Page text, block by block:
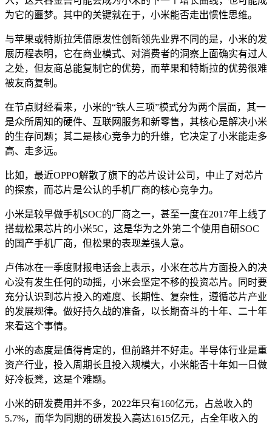
为它的噩梦。其中的关键就在于，小米能否走出惯性思维。
与苹果或特斯拉凭借原发性创新领先业界不同的是，小米的发
展历程表明，它在商业模式、对消费者的洞察上面确实有过人
之处，但友商总能复制它的优势，而苹果和特斯拉的优势很难
被友商复制。
在节点财经看来，小米的“铁人三项”模式分为两个层面，其一
是众所周知的硬件、互联网服务和新零售，其核心是解决小米
的生存问题；其二是核心竞争力的升维，它决定了小米能走多
高、走多远。
比如，最近OPPO解散了旗下的芯片设计公司，中止了对芯片
的探索，而芯片是公认的手机厂商的核心竞争力。
小米是较早做手机SOC的厂商之一，甚至一度在2017年上线了
搭载松果芯片的小米5C，这是华为之外第二个使用自研SOC
的国产手机厂商，但松果的表现差强人意。
卢伟冰在一季度财报电话会上表示，小米在芯片方面投入的决
心没有发生任何的动摇，小米会坚定不移的投资芯片。同时要
充分认识到芯片投入的难度、长期性、复杂性，遵循芯片产业
的发展规律。做好持久战的准备，以长期奋斗的十年、二十年
来看这个事情。
小米的态度是值得肯定的，但前路并不好走。半导体行业是重
资产行业，投入周期长且投入规模大，小米能否十年如一日做
好冷板凳，这是个难题。
小米的研发费用并不多，2022年只有160亿元，占总收入的
5.7%，而华为同期的研发投入高达1615亿元，占全年收入的